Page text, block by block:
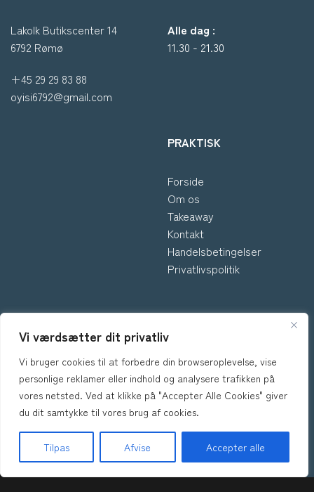
Vi værdsætter dit privatliv
Vi bruger cookies til at forbedre din browseroplevelse, vise
personlige reklamer eller indhold og analysere trafikken på
vores netsted. Ved at klikke på "Accepter Alle Cookies" giver
du dit samtykke til vores brug af cookies.
Tilpas Afvise Accepter alle
Lakolk Butikscenter 14
6792 Rømø
+45 29 29 83 88
oyisi6792@gmail.com
Alle dag :
11.30 - 21.30
PRAKTISK
Forside
Om os
Takeaway
Kontakt
Handelsbetingelser
Privatlivspolitik
INFORMATION
*Kontakt os hvis du har
spørgsmål vedr. allergene
ingredienser i vores retter.